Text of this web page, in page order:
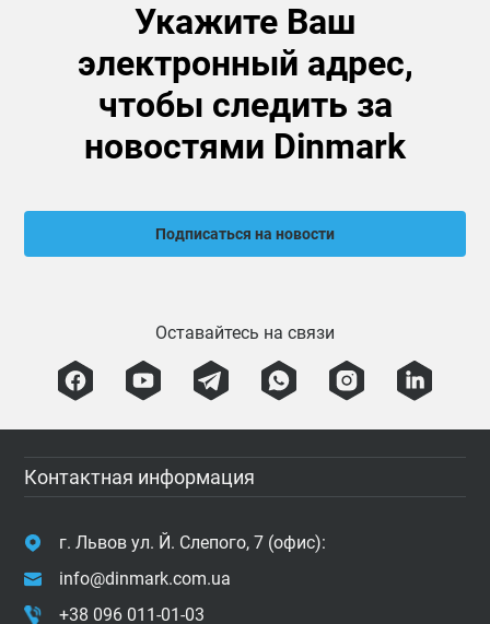
Укажите Ваш
электронный адрес,
чтобы следить за
новостями Dinmark
Подписаться на новости
Оставайтесь на связи
Контактная информация
г. Львов ул. Й. Слепого, 7 (офис):
info@dinmark.com.ua
+38 096 011-01-03